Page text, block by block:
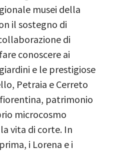
musei della
il sostegno di
di
conoscere ai
e le prestigiose
Petraia e Cerreto
patrimonio
microcosmo
vita di corte. In
i Lorena e i